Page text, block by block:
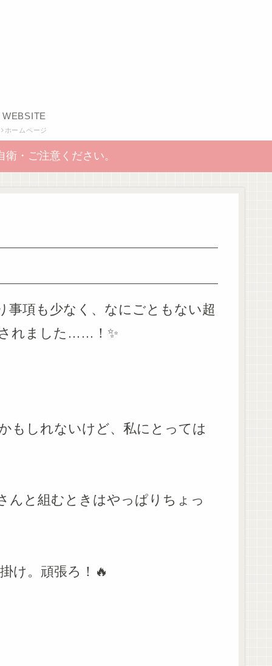
WEBSITE
ホームページ
・ご注意ください。
事項も少なく、なにごともない超
れました……！✨
もしれないけど、私にとっては
んと組むときはやっぱりちょっ
け。頑張ろ！🔥